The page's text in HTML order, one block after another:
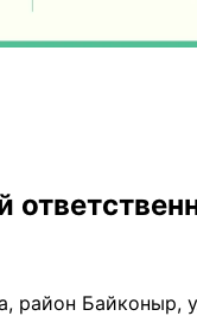
район Байконыр,